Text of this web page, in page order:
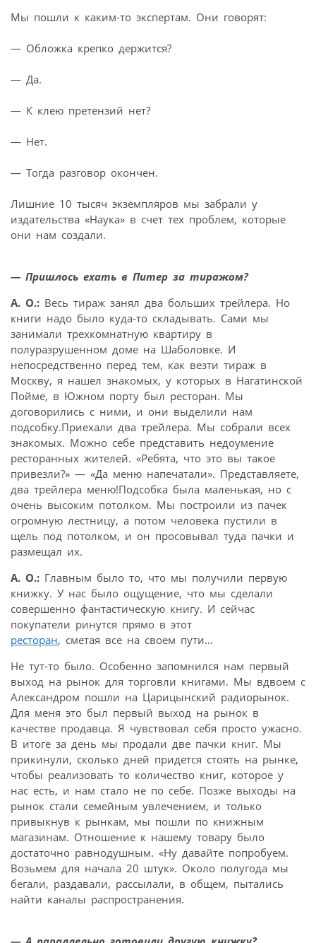
Мы пошли к каким-то экспертам. Они говорят:
— Обложка крепко держится?
— Да.
— К клею претензий нет?
— Нет.
— Тогда разговор окончен.
Лишние 10 тысяч экземпляров мы забрали у
издательства «Наука» в счет тех проблем, которые
они нам создали.
— Пришлось ехать в Питер за тиражом?
А. О.: Весь тираж занял два больших трейлера. Но
книги надо было куда-то складывать. Сами мы
занимали трехкомнатную квартиру в
полуразрушенном доме на Шаболовке. И
непосредственно перед тем, как везти тираж в
Москву, я нашел знакомых, у которых в Нагатинской
Пойме, в Южном порту был ресторан. Мы
договорились с ними, и они выделили нам
подсобку.Приехали два трейлера. Мы собрали всех
знакомых. Можно себе представить недоумение
ресторанных жителей. «Ребята, что это вы такое
привезли?» — «Да меню напечатали». Представляете,
два трейлера меню!Подсобка была маленькая, но с
очень высоким потолком. Мы построили из пачек
огромную лестницу, а потом человека пустили в
щель под потолком, и он просовывал туда пачки и
размещал их.
А. О.: Главным было то, что мы получили первую
книжку. У нас было ощущение, что мы сделали
совершенно фантастическую книгу. И сейчас
покупатели ринутся прямо в этот
ресторан, сметая все на своем пути…
Не тут-то было. Особенно запомнился нам первый
выход на рынок для торговли книгами. Мы вдвоем с
Александром пошли на Царицынский радиорынок.
Для меня это был первый выход на рынок в
качестве продавца. Я чувствовал себя просто ужасно.
В итоге за день мы продали две пачки книг. Мы
прикинули, сколько дней придется стоять на рынке,
чтобы реализовать то количество книг, которое у
нас есть, и нам стало не по себе. Позже выходы на
рынок стали семейным увлечением, и только
привыкнув к рынкам, мы пошли по книжным
магазинам. Отношение к нашему товару было
достаточно равнодушным. «Ну давайте попробуем.
Возьмем для начала 20 штук». Около полугода мы
бегали, раздавали, рассылали, в общем, пытались
найти каналы распространения.